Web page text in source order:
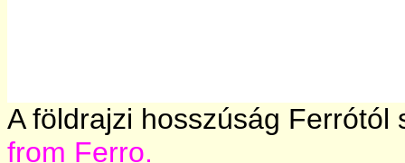
A földrajzi hosszúság
from Ferro.